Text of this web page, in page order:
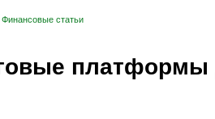
Финансовые статьи
платформы